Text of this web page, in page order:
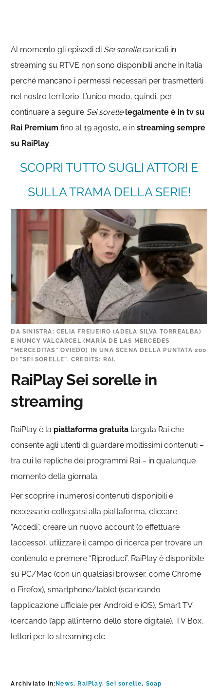
Al momento gli episodi di Sei sorellecaricati in
streaming su RTVE non sono disponibili anche in Italia
perché mancano i permessi necessari per trasmetterli
nel nostro territorio. L’unico modo, quindi, per
continuare a seguire Sei sorelle legalmente è in tv su
Rai Premium fino al 19 agosto, e instreaming sempre
su RaiPlay.
SCOPRI TUTTO SUGLI ATTORI E
SULLA TRAMA DELLA SERIE!
DA SINISTRA: CELIA FREIJEIRO (ADELA SILVA TORREALBA)
E NUNCY VALCÁRCEL (MARÍA DE LAS MERCEDES
“MERCEDITAS” OVIEDO) IN UNA SCENA DELLA PUNTATA 200
DI ”SEI SORELLE”. CREDITS: RAI.
RaiPlay Sei sorelle in
streaming
RaiPlay è la piattaforma gratuita targata Rai che
consente agli utenti di guardare moltissimi contenuti –
tra cui le repliche dei programmi Rai – in qualunque
momento della giornata.
Per scoprire i numerosi contenuti disponibili è
necessario collegarsi alla piattaforma, cliccare
“Accedi”, creare un nuovo account (o effettuare
l’accesso), utilizzare il campo di ricerca per trovare un
contenuto e premere “Riproduci”. RaiPlay è disponibile
su PC/Mac (con un qualsiasi browser, come Chrome
o Firefox), smartphone/tablet (scaricando
l’applicazione ufficiale per Android e iOS), Smart TV
(cercando l’app all’interno dello store digitale), TV Box,
lettori per lo streaming etc.
Archiviato in: News, RaiPlay,Sei sorelle, Soap